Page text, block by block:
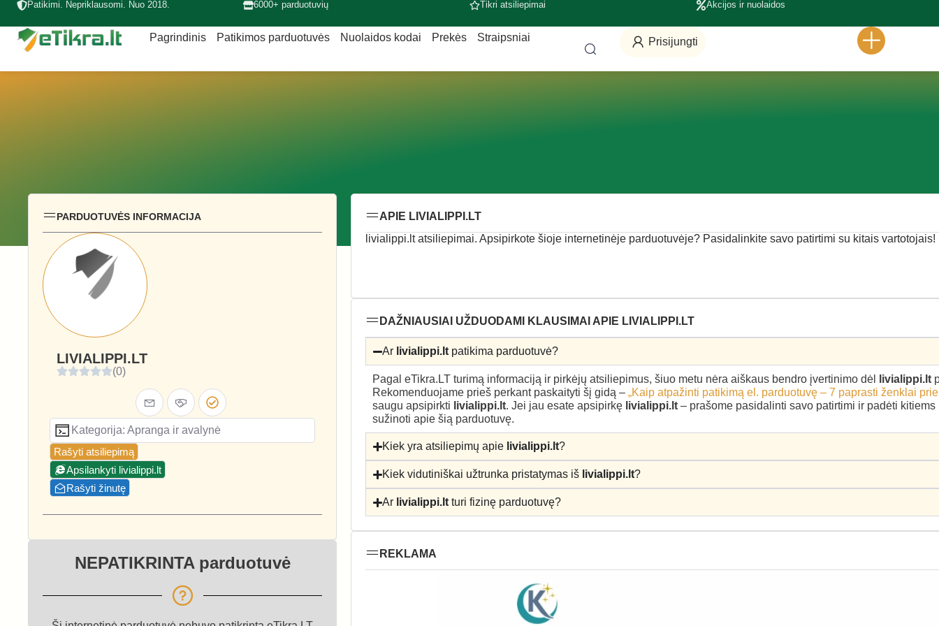
Patikimi. Nepriklausomi. Nuo 2018. 6000+ parduotuvių Tikri atsiliepimai Akcijos ir nuolaidos
Pagrindinis Patikimos parduotuvės Nuolaidos kodai Prekės Straipsniai Prisijungti
PARDUOTUVĖS INFORMACIJA
LIVIALIPPI.LT
(0)
Kategorija: Apranga ir avalynė
Rašyti atsiliepimą
Apsilankyti livialippi.lt
Rašyti žinutę
NEPATIKRINTA parduotuvė
APIE LIVIALIPPI.LT
livialippi.lt atsiliepimai. Apsipirkote šioje internetinėje parduotuvėje? Pasidalinkite savo patirtimi su kitais vartotojais!
DAŽNIAUSIAI UŽDUODAMI KLAUSIMAI APIE LIVIALIPPI.LT
Ar livialippi.lt patikima parduotuvė?
Pagal eTikra.LT turimą informaciją ir pirkėjų atsiliepimus, šiuo metu nėra aiškaus bendro įvertinimo dėl livialippi.lt
Rekomenduojame prieš perkant paskaityti šį gidą – „Kaip atpažinti patikimą el. parduotuvę – 7 paprasti ženklai
saugu apsipirkti livialippi.lt. Jei jau esate apsipirkę livialippi.lt – prašome pasidalinti savo patirtimi ir padėti
sužinoti apie šią parduotuvę.
Kiek yra atsiliepimų apie livialippi.lt?
Kiek vidutiniškai užtrunka pristatymas iš livialippi.lt?
Ar livialippi.lt turi fizinę parduotuvę?
REKLAMA